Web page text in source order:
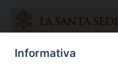
Informativa